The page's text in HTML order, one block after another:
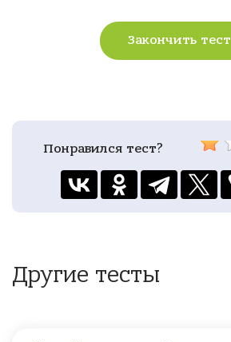
Закончить тест
Понравился тест?
Другие тесты